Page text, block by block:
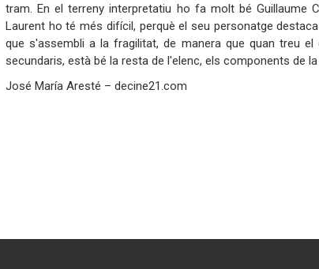
tram. En el terreny interpretatiu ho fa molt bé Guillaume
Laurent ho té més difícil, perquè el seu personatge
que s'assembli a la fragilitat, de manera que quan treu
secundaris, està bé la resta de l'elenc, els components de
José María Aresté – decine21.com